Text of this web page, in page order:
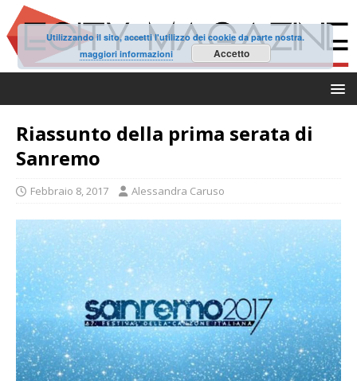
Riassunto della prima serata di
Sanremo
Febbraio 8, 2017 Alessandra Caruso
Utilizzando il sito, accetti l'utilizzo dei cookie da parte nostra.
maggiori informazioni
Accetto